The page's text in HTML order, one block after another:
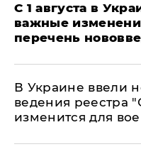
С 1 августа в
важные
перечень
В Украине ввели
ведения реестра
изменится для